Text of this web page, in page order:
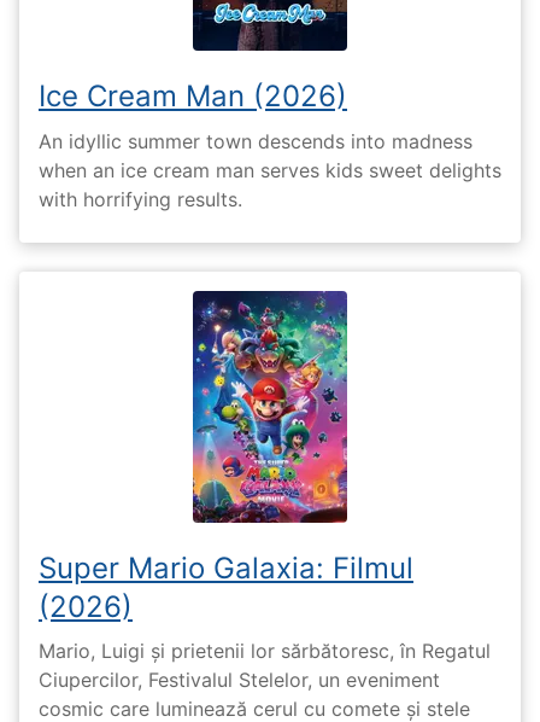
Ice Cream Man (2026)
An idyllic summer town descends into madness
when an ice cream man serves kids sweet delights
with horrifying results.
Super Mario Galaxia: Filmul
(2026)
Mario, Luigi și prietenii lor sărbătoresc, în Regatul
Ciupercilor, Festivalul Stelelor, un eveniment
cosmic care luminează cerul cu comete și stele